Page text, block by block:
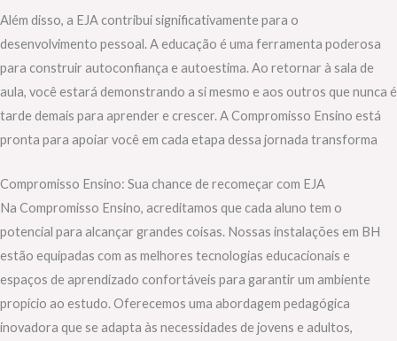
Além disso, a EJA contribui significativamente para o
desenvolvimento pessoal. A educação é uma ferramenta poderosa
para construir autoconfiança e autoestima. Ao retornar à sala de
aula, você estará demonstrando a si mesmo e aos outros que nunca é
tarde demais para aprender e crescer. A Compromisso Ensino está
pronta para apoiar você em cada etapa dessa jornada transforma
Compromisso Ensino: Sua chance de recomeçar com EJA
Na Compromisso Ensino, acreditamos que cada aluno tem o
potencial para alcançar grandes coisas. Nossas instalações em BH
estão equipadas com as melhores tecnologias educacionais e
espaços de aprendizado confortáveis para garantir um ambiente
propício ao estudo. Oferecemos uma abordagem pedagógica
inovadora que se adapta às necessidades de jovens e adultos,